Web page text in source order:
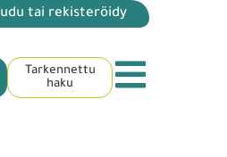
tai rekisteröidy
Tarkennettu
haku